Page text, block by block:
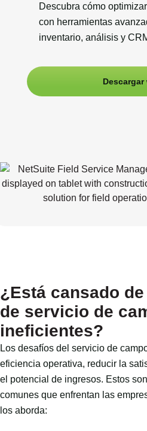
Descubra cómo
con herramientas
inventario, análisis y
¿Está cansado
de servicio de
ineficientes?
Los desafíos del servicio de
eficiencia operativa, reducir la
el potencial de ingresos. Estos
comunes que enfrentan las
los aborda: